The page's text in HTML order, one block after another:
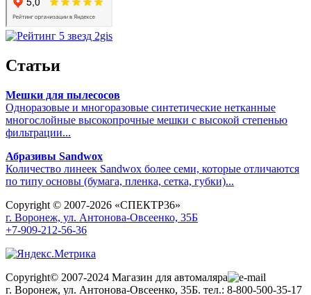
Статьи
Мешки для пылесосов
Одноразовые и многоразовые синтетические нетканные
многослойные высокопрочные мешки с высокой степенью
фильтрации...
Абразивы Sandwox
Количество линеек Sandwox более семи, которые отличаются
по типу основы (бумага, пленка, сетка, губки)...
Copyright © 2007-2026 «СПЕКТР36»
г. Воронеж, ул. Антонова-Овсеенко, 35Б
+7-909-212-56-36
Copyright© 2007-2024 Магазин для автомаляра
г. Воронеж, ул. Антонова-Овсеенко, 35Б. тел.: 8-800-500-35-17